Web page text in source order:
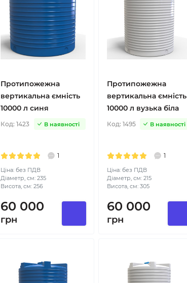
Протипожежна
вертикальна ємність
10000 л синя
Код: 1423 В наявності
1
Ціна: без ПДВ
Діаметр, см: 235
Висота, см: 256
60 000
грн
Протипожежна
вертикальна ємність
10000 л вузька біла
Код: 1495 В наявності
1
Ціна: без ПДВ
Діаметр, см: 215
Висота, см: 305
60 000
грн